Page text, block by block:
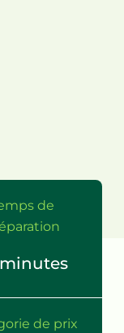
de
minutes
de prix